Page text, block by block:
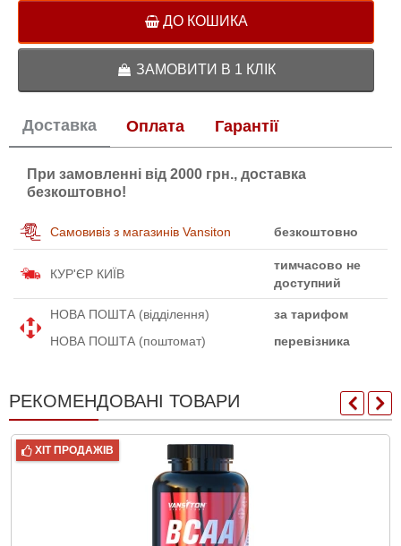
ДО КОШИКА
ЗАМОВИТИ В 1 КЛІК
Доставка Оплата Гарантії
При замовленні від 2000 грн., доставка
безкоштовно!
Самовивіз з магазинів Vansiton безкоштовно
КУР'ЄР КИЇВ
тимчасово не
доступний
НОВА ПОШТА (відділення)
за тарифом
НОВА ПОШТА (поштомат)
перевізника
РЕКОМЕНДОВАНІ ТОВАРИ
ХІТ ПРОДАЖІВ